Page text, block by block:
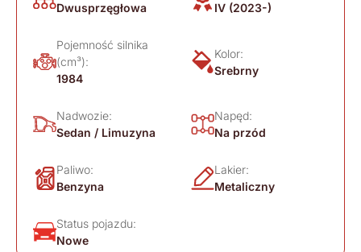
Dwusprzęgłowa
IV (2023-)
Pojemność silnika
(cm³):
1984
Kolor:
Srebrny
Nadwozie:
Sedan / Limuzyna
Napęd:
Na przód
Paliwo:
Benzyna
Lakier:
Metaliczny
Status pojazdu:
Nowe